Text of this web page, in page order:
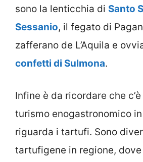
sono la lenticchia di Santo
Sessanio, il fegato di
zafferano de L’Aquila e
confetti di Sulmona.
Infine è da ricordare che
turismo enogastronomico
riguarda i tartufi. Sono
tartufigene in regione,